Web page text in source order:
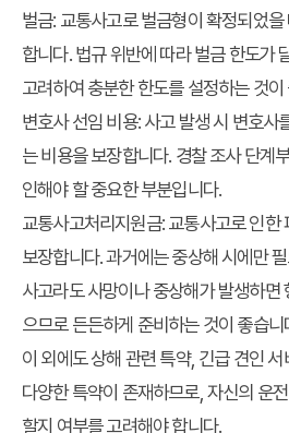
벌금: 교통사고로 벌금형이 확정되었
합니다. 법규 위반에 따라 벌금 한도가
고려하여 충분한 한도를 설정하는 것이
변호사 선임 비용:사고 발생 시 변호사
는 비용을 보장합니다. 경찰 조사 단계
인해야 할 중요한 부분입니다.
교통사고처리지원금:교통사고로 인한
보장합니다. 과거에는 중상해 시에만
사고라도 사망이나 중상해가 발생하면
으므로 든든하게 준비하는 것이 좋습니
이 외에도 상해 관련 특약, 긴급 견인
다양한 특약이 존재하므로, 자신의 운
할지 여부를 고려해야 합니다.